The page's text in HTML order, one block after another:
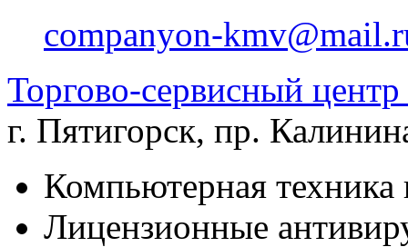
companyon-
Торгово-сервисный
г. Пятигорск, пр.
Компьютерная техника
Лицензионные